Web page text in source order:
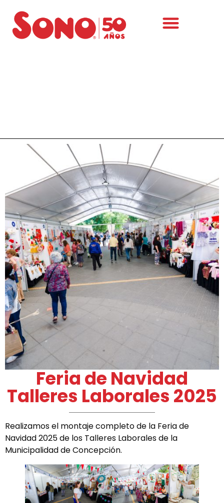
Feria de Navidad
Talleres Laborales 2025
Realizamos el montaje completo de la Feria de
Navidad 2025 de los Talleres Laborales de la
Municipalidad de Concepción.